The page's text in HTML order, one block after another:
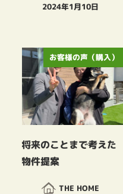
投稿日
2024年1月10日
お客様の声（購入）
将来のことまで考えた
物件提案
THE HOME